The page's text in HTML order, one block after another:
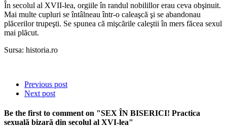
În secolul al XVII-lea, orgiile în randul nobilillor erau ceva obşinuit.
Mai multe cupluri se întâlneau într-o caleaşcă şi se abandonau
plăcerilor trupeşti. Se spunea că mişcările caleştii în mers făcea sexul
mai plăcut.
Sursa: historia.ro
Previous post
Next post
Be the first to comment on "SEX ÎN BISERICI! Practica
sexuală bizară din secolul al XVI-lea"